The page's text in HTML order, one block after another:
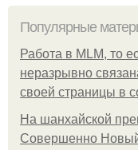
Популярные
Работа в MLM, то
неразрывно
своей страницы в
На шанхайской
Совершенно